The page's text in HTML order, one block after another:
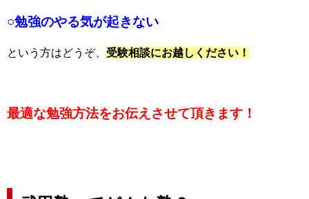
○勉強のやる気が起きない
という方はどうぞ、 受験相談にお越しください！
最適な勉強方法をお伝えさせて頂きます！